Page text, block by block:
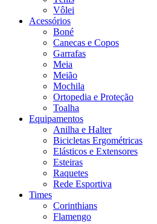
Vôlei
Acessórios
Boné
Canecas e Copos
Garrafas
Meia
Meião
Mochila
Ortopedia e Proteção
Toalha
Equipamentos
Anilha e Halter
Bicicletas Ergométricas
Elásticos e Extensores
Esteiras
Raquetes
Rede Esportiva
Times
Corinthians
Flamengo